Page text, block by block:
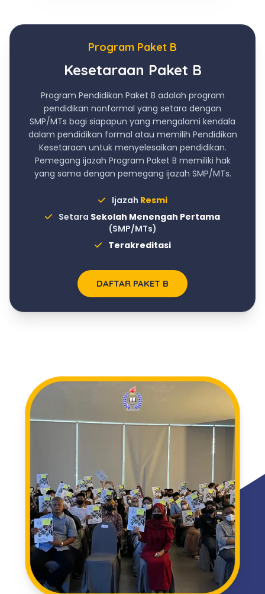
Program Paket B
Kesetaraan Paket B
Program Pendidikan Paket B adalah program
pendidikan nonformal yang setara dengan
SMP/MTs bagi siapapun yang mengalami kendala
dalam pendidikan formal atau memilih Pendidikan
Kesetaraan untuk menyelesaikan pendidikan.
Pemegang ijazah Program Paket B memiliki hak
yang sama dengan pemegang ijazah SMP/MTs.
Ijazah Resmi
Setara Sekolah Menengah Pertama
(SMP/MTs)
Terakreditasi
DAFTAR PAKET B